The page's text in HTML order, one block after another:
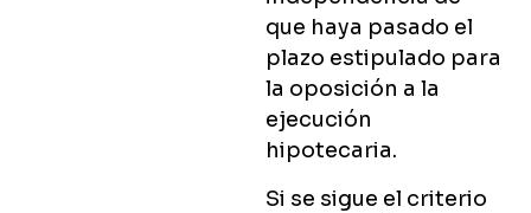
que haya pasado el
plazo estipulado para
la oposición a la
ejecución
hipotecaria.
Si se sigue el criterio